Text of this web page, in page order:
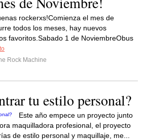
rockerxs!Comienza el mes de
todos los meses, hay nuevos
favoritos.Sabado 1 de NoviembreObus
Rock Machine
tu estilo personal?
Este año empece un proyecto junto
maquilladora profesional, el proyecto
de estilo personal y maquillaje, me...